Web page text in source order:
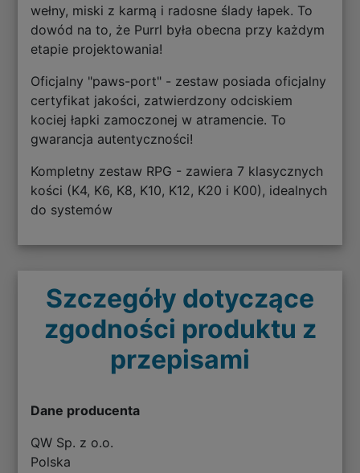
wełny, miski z karmą i radosne ślady łapek. To
dowód na to, że Purrl była obecna przy każdym
etapie projektowania!
Oficjalny "paws-port" - zestaw posiada oficjalny
certyfikat jakości, zatwierdzony odciskiem
kociej łapki zamoczonej w atramencie. To
gwarancja autentyczności!
Kompletny zestaw RPG - zawiera 7 klasycznych
kości (K4, K6, K8, K10, K12, K20 i K00), idealnych
do systemów
Szczegóły dotyczące
zgodności produktu z
przepisami
Dane producenta
QW Sp. z o.o.
Polska